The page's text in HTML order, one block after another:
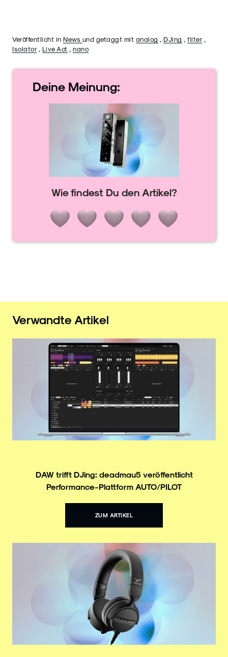
Veröffentlicht in News und getaggt mit analog DJing filter,
Isolator, Live Act nano
Deine Meinung:
Wie findest Du den Artikel?
Verwandte Artikel
DAW trifft DJing: deadmau5 veröffentlicht
Performance-Plattform AUTO/PILOT
ZUM ARTIKEL